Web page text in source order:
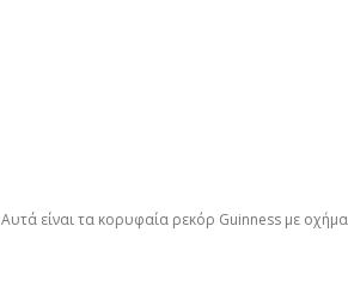
Αυτά είναι τα κορυφαία ρεκόρ Guinness με